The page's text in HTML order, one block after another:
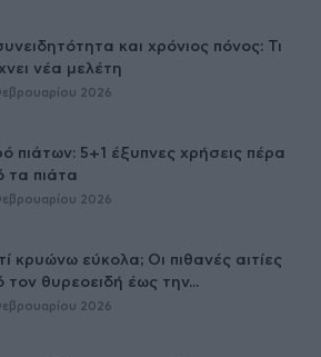
και χρόνιος πόνος: Τι
νέα μελέτη
2026
πιάτων: 5+1 έξυπνες χρήσεις πέρα
τα πιάτα
2026
κρυώνω εύκολα; Οι πιθανές αιτίες
τον θυρεοειδή έως την...
2026